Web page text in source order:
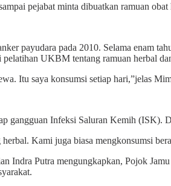
pejabat minta dibuatkan ramuan
payudara pada 2010. Selama enam
UKBM tentang ramuan herbal
Itu saya konsumsi setiap hari,”jelas
gangguan Infeksi Saluran Kemih (ISK).
Kami juga biasa mengkonsumsi
Indra Putra mengungkapkan, Pojok